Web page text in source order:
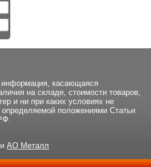
информация, касающаяся
на складе, стоимости товаров,
и ни при каких условиях не
положениями Статьи
АО Металл